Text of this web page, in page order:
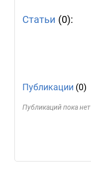
Статьи (0):
Публикации (0)
Публикаций пока нет